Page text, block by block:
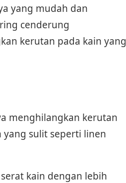
yang mudah dan
cenderung
kerutan pada kain yang
menghilangkan kerutan
sulit seperti linen
kain dengan lebih